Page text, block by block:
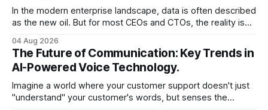
In the modern enterprise landscape, data is often described
as the new oil. But for most CEOs and CTOs, the reality is
swamp of unstructured text. Emails, customer support
tickets, Slack threads, social media mentions, and PDF
reports contain
04 Aug 2026
The Future of Communication: Key Trends in
AI-Powered Voice Technology.
Imagine a world where your customer support doesn't just
"understand" your customer's words, but senses the